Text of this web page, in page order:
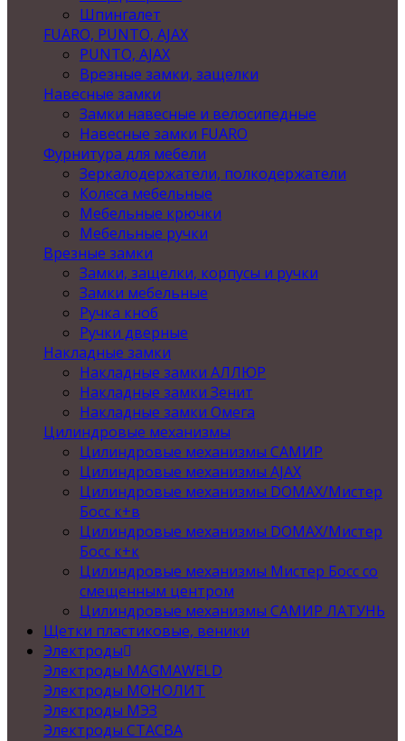
Шпингалет
FUARO, PUNTO, AJAX
PUNTO, AJAX
Врезные замки, защелки
Навесные замки
Замки навесные и велосипедные
Навесные замки FUARO
Фурнитура для мебели
Зеркалодержатели, полкодержатели
Колеса мебельные
Мебельные крючки
Мебельные ручки
Врезные замки
Замки, защелки, корпусы и ручки
Замки мебельные
Ручка кноб
Ручки дверные
Накладные замки
Накладные замки АЛЛЮР
Накладные замки Зенит
Накладные замки Омега
Цилиндровые механизмы
Цилиндровые механизмы САМИР
Цилиндровые механизмы AJAX
Цилиндровые механизмы DOMAX/Мистер
Босс к+в
Цилиндровые механизмы DOMAX/Мистер
Босс к+к
Цилиндровые механизмы Мистер Босс со
смещенным центром
Цилиндровые механизмы САМИР ЛАТУНЬ
Щетки пластиковые, веники
Электроды
Электроды MAGMAWELD
Электроды МОНОЛИТ
Электроды МЭЗ
Электроды СТАСВА